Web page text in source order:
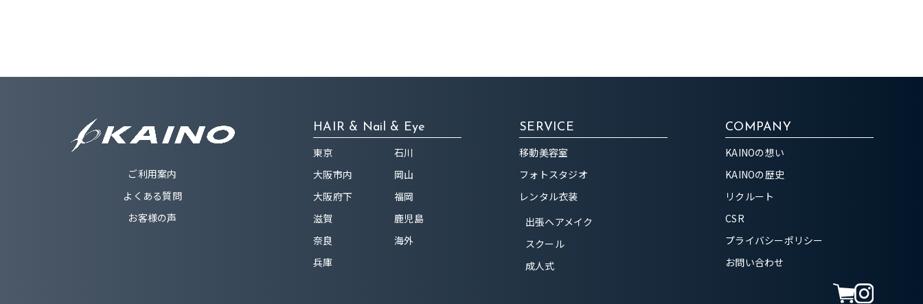
ご利用案内
よくある質問
お客様の声
HAIR & Nail & Eye
東京
大阪市内
大阪府下
滋賀
奈良
兵庫
石川
岡山
福岡
鹿児島
海外
SERVICE
移動美容室
フォトスタジオ
レンタル衣装
出張ヘアメイク
スクール
成人式
COMPANY
KAINOの想い
KAINOの歴史
リクルート
CSR
プライバシーポリシー
お問い合わせ